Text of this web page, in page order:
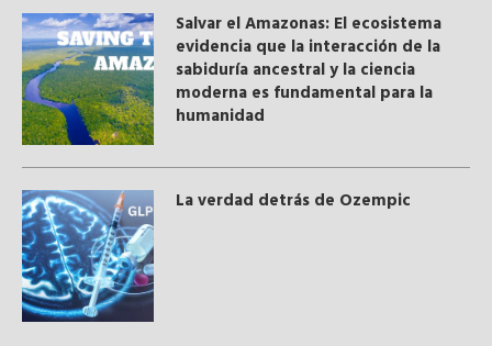
Salvar el Amazonas: El ecosistema
evidencia que la interacción de la
sabiduría ancestral y ​la ciencia
moderna​ es fundamental para la
humanidad
La verdad detrás de Ozempic